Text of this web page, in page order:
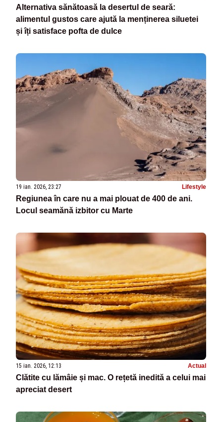
Alternativa sănătoasă la desertul de seară:
alimentul gustos care ajută la menținerea siluetei
și îți satisface pofta de dulce
19 ian. 2026, 23:27 Lifestyle
Regiunea în care nu a mai plouat de 400 de ani.
Locul seamănă izbitor cu Marte
15 ian. 2026, 12:13 Actual
Clătite cu lămâie și mac. O rețetă inedită a celui mai
apreciat desert